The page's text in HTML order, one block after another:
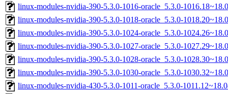
linux-modules-nvidia-390-5.3.0-1016-oracle_5.3.0-
linux-modules-nvidia-390-5.3.0-1018-oracle_5.3.0-
linux-modules-nvidia-390-5.3.0-1024-oracle_5.3.0-
linux-modules-nvidia-390-5.3.0-1027-oracle_5.3.0-
linux-modules-nvidia-390-5.3.0-1028-oracle_5.3.0-
linux-modules-nvidia-390-5.3.0-1030-oracle_5.3.0-
linux-modules-nvidia-430-5.3.0-1011-oracle_5.3.0-